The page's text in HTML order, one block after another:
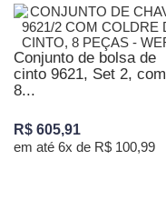
Conjunto de bolsa de
cinto 9621, Set 2, com
8...
R$ 605,91
em até 6x de R$ 100,99